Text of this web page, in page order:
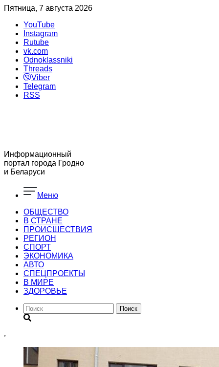
Пятница, 7 августа 2026
YouTube
Instagram
Rutube
vk.com
Odnoklassniki
Threads
Viber
Telegram
RSS
Информационный
портал города Гродно
и Беларуси
Меню
ОБЩЕСТВО
В СТРАНЕ
ПРОИСШЕСТВИЯ
РЕГИОН
CПОРТ
ЭКОНОМИКА
АВТО
СПЕЦПРОЕКТЫ
В МИРЕ
ЗДОРОВЬЕ
Поиск